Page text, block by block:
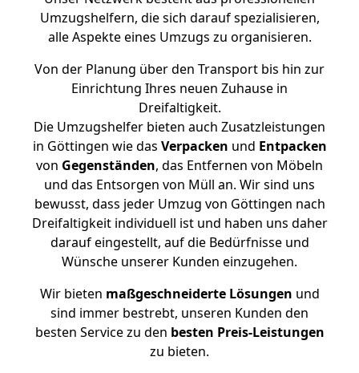
Umzugshelfern, die sich darauf spezialisieren,
alle Aspekte eines Umzugs zu organisieren.
Von der Planung über den Transport bis hin zur
Einrichtung Ihres neuen Zuhause in
Dreifaltigkeit.
Die Umzugshelfer bieten auch Zusatzleistungen
in Göttingen wie das Verpacken und Entpacken
von Gegenständen, das Entfernen von Möbeln
und das Entsorgen von Müll an. Wir sind uns
bewusst, dass jeder Umzug von Göttingen nach
Dreifaltigkeit individuell ist und haben uns daher
darauf eingestellt, auf die Bedürfnisse und
Wünsche unserer Kunden einzugehen.
Wir bieten maßgeschneiderte Lösungen und
sind immer bestrebt, unseren Kunden den
besten Service zu den besten Preis-Leistungen
zu bieten.